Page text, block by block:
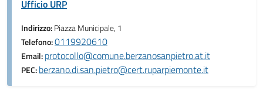
Ufficio URP
Indirizzo:Piazza Municipale, 1
Telefono:0119920610
Email:protocollo@comune.berzanosanpietro.at.it
PEC:berzano.di.san.pietro@cert.ruparpiemonte.it